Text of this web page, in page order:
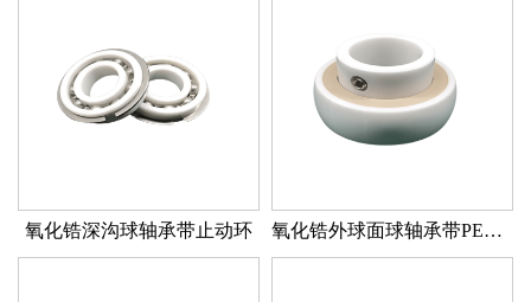
氧化锆深沟球轴承带止动环 氧化锆外球面球轴承带PEEK密封